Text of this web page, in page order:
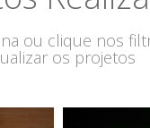
ou clique nos
os projetos